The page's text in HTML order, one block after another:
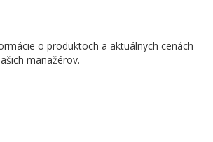
o produktoch a aktuálnych cenách
manažérov.